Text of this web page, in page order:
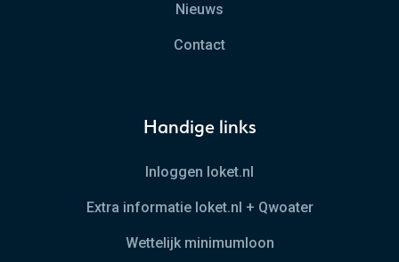
Nieuws
Contact
Handige links
Inloggen loket.nl
Extra informatie loket.nl + Qwoater
Wettelijk minimumloon